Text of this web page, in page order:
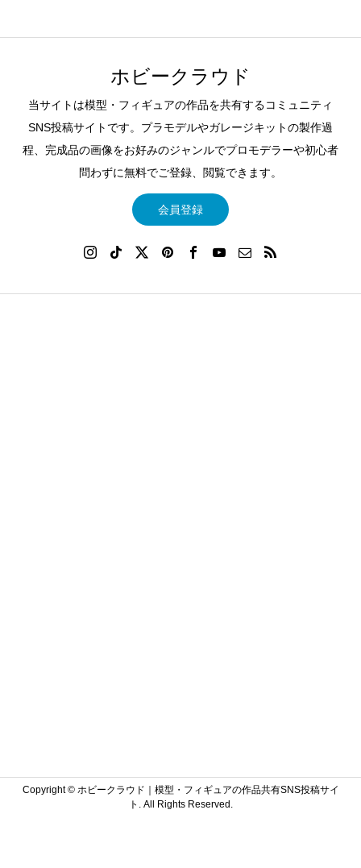
ホビークラウド
当サイトは模型・フィギュアの作品を共有するコミュニティ
SNS投稿サイトです。プラモデルやガレージキットの製作過
程、完成品の画像をお好みのジャンルでプロモデラーや初心者
問わずに無料でご登録、閲覧できます。
会員登録
Copyright ©ホビークラウド｜模型・フィギュアの作品共有SNS投稿サイ
ト. All Rights Reserved.